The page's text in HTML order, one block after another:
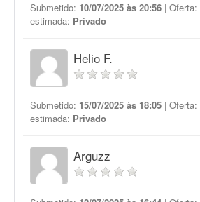
Submetido: 10/07/2025 às 20:56 | Oferta:
estimada: Privado
Helio F.
Submetido: 15/07/2025 às 18:05 | Oferta:
estimada: Privado
Arguzz